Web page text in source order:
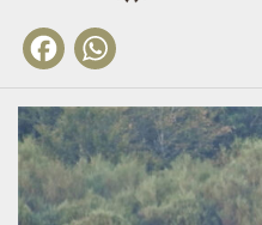
Facebook